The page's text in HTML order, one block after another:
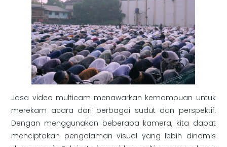
Jasa video multicam menawarkan kemampuan untuk
merekam acara dari berbagai sudut dan perspektif.
Dengan menggunakan beberapa kamera, kita dapat
menciptakan pengalaman visual yang lebih dinamis